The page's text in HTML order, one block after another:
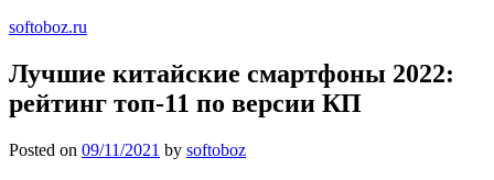
softoboz.ru
Лучшие китайские смартфоны 2022:
рейтинг топ-11 по версии КП
Posted on 09/11/2021 by softoboz